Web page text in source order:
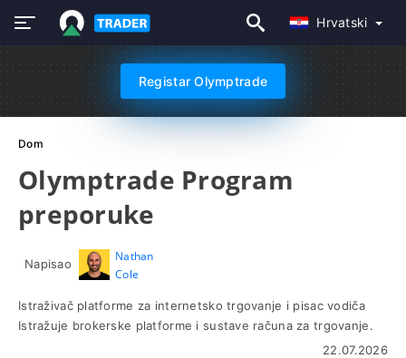
Hrvatski
Registar Olymptrade
Dom
Olymptrade Program
preporuke
Napisao
Nathan
Cole
Istraživač platforme za internetsko trgovanje i pisac vodiča
Istražuje brokerske platforme i sustave računa za trgovanje.
22.07.2026